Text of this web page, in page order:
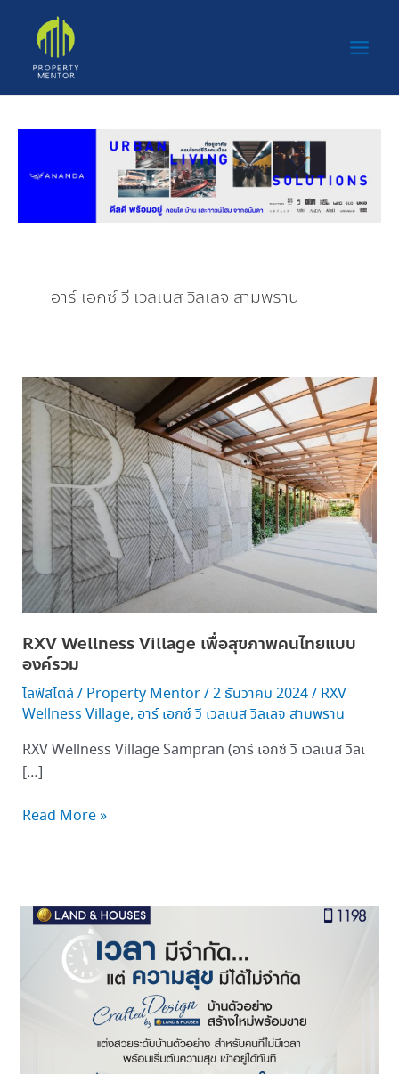
content
อาร์ เอกซ์ วี เวลเนส วิลเลจ สามพราน
RXV Wellness Village เพื่อสุขภาพคนไทยแบบ
องค์รวม
ไลฟ์สไตล์/ Property Mentor/2 ธันวาคม 2024/ RXV
Wellness Village, อาร์ เอกซ์ วี เวลเนส วิลเลจ สามพราน
RXV Wellness Village Sampran (อาร์ เอกซ์ วี เวลเนส วิลเ
[…]
RXV
Wellness
Village
เพื่อ
สุขภาพ
คน
ไทย
แบบ
องค์
รวม
Read More »